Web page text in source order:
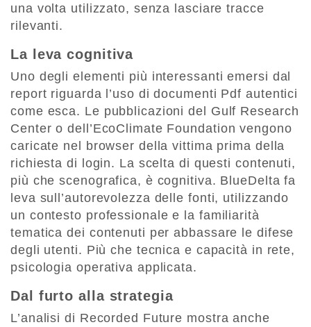
una volta utilizzato, senza lasciare tracce
rilevanti.
La leva cognitiva
Uno degli elementi più interessanti emersi dal
report riguarda l’uso di documenti Pdf autentici
come esca. Le pubblicazioni del Gulf Research
Center o dell’EcoClimate Foundation vengono
caricate nel browser della vittima prima della
richiesta di login. La scelta di questi contenuti,
più che scenografica, è cognitiva. BlueDelta fa
leva sull’autorevolezza delle fonti, utilizzando
un contesto professionale e la familiarità
tematica dei contenuti per abbassare le difese
degli utenti. Più che tecnica e capacità in rete,
psicologia operativa applicata.
Dal furto alla strategia
L’analisi di Recorded Future mostra anche